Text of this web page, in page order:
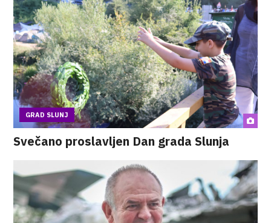
GRAD SLUNJ
Svečano proslavljen Dan grada Slunja